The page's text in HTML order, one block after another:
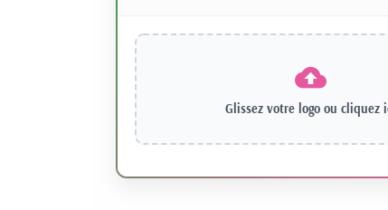
Glissez votre logo ou cliquez